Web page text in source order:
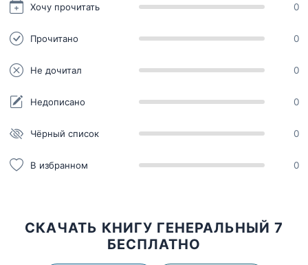
Хочу прочитать 0
Прочитано 0
Не дочитал 0
Недописано 0
Чёрный список 0
В избранном 0
СКАЧАТЬ КНИГУ ГЕНЕРАЛЬНЫЙ 7
БЕСПЛАТНО